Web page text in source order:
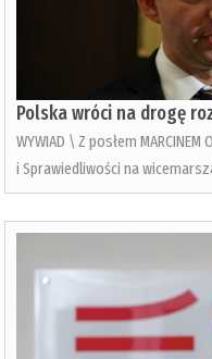
Polska wróci na drogę
WYWIAD \ Z posłem
i Sprawiedliwości na